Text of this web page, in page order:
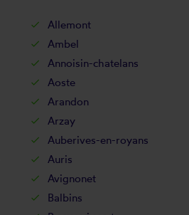
Allemont
Ambel
Annoisin-chatelans
Aoste
Arandon
Arzay
Auberives-en-royans
Auris
Avignonet
Balbins